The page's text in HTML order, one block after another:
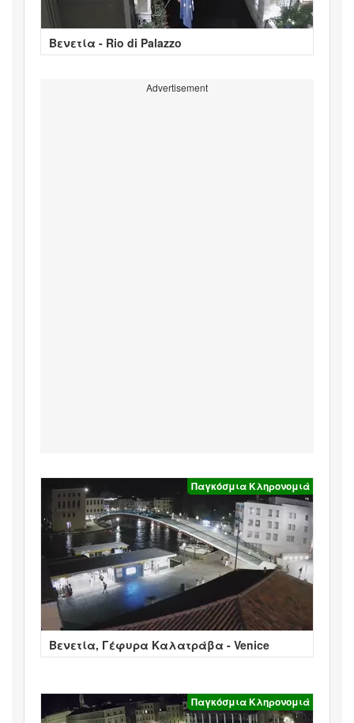
Βενετία - Rio di Palazzo
Advertisement
Παγκόσμια Κληρονομιά
Βενετία, Γέφυρα Καλατράβα - Venice
Παγκόσμια Κληρονομιά